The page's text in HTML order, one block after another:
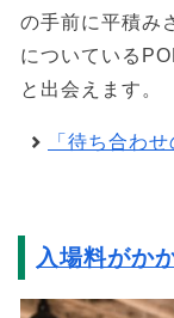
の手前に平積み
についている
と出会えます。
「待ち合わ
入場料がか